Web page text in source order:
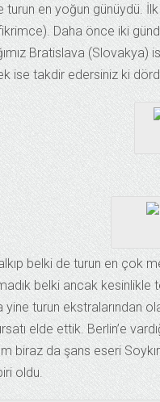
en yoğun günüydü.
Daha önce iki
Bratislava (Slovakya)
ise takdir edersiniz ki
belki de turun en çok
belki ancak
yine turun ekstralarından
elde ettik. Berlin’e
biraz da şans eseri
oldu.